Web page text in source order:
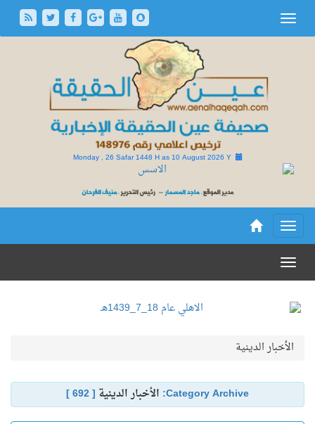
Monday , 26 Safar 1448 H as10 August 2026 Y
الأخبار الدينية
Category Archive: الأخبار الدينية [ 692 ]